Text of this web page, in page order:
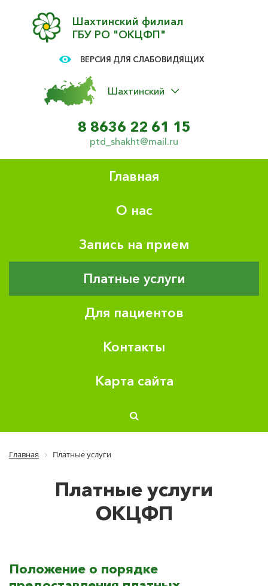
Шахтинский филиал
ГБУ РО "ОКЦФП"
ВЕРСИЯ ДЛЯ СЛАБОВИДЯЩИХ
Шахтинский
8 8636 22 61 15
ptd_shakht@mail.ru
Главная
О нас
Запись на прием
Платные услуги
Для пациентов
Контакты
Карта сайта
Главная Платные услуги
Платные услуги
ОКЦФП
Положение о порядке